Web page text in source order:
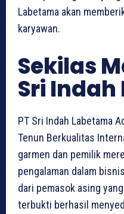
Labetama akan
karyawan.
Sekilas
Sri
PT Sri Indah Labetama
Tenun Berkualitas
garmen dan pemilik
pengalaman dalam
dari pemasok asing
terbukti berhasil